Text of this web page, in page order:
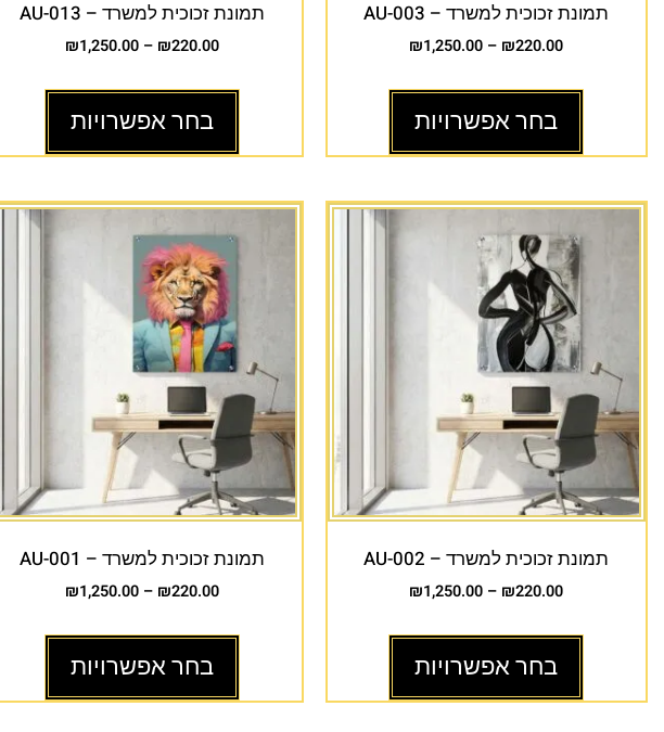
תמונת זכוכית למשרד – AU-003
₪220.00
–
₪1,250.00
בחר אפשרויות
תמונת זכוכית למשרד – AU-013
₪220.00
–
₪1,250.00
בחר אפשרויות
תמונת זכוכית למשרד – AU-002
₪220.00
–
₪1,250.00
בחר אפשרויות
תמונת זכוכית למשרד – AU-001
₪220.00
–
₪1,250.00
בחר אפשרויות